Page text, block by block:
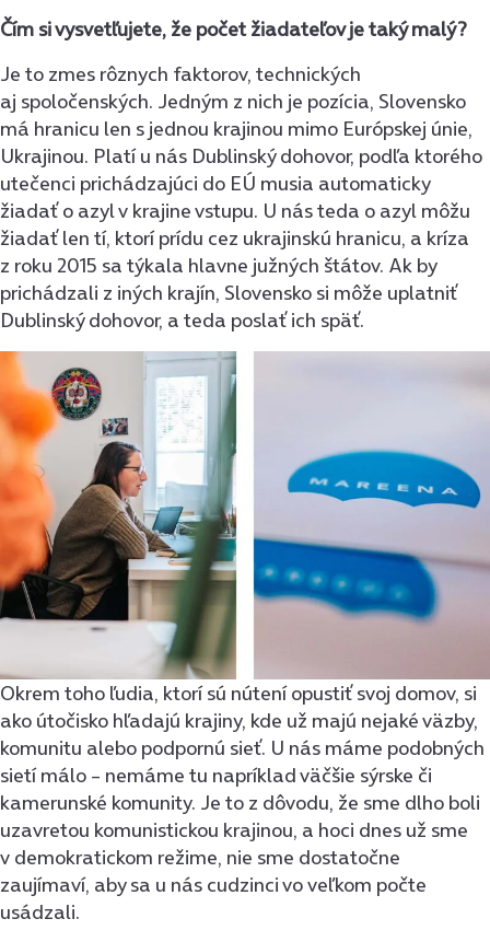
Čím si vysvetľujete, že počet žiadateľov je taký malý?
Je to zmes rôznych faktorov, technických
aj spoločenských. Jedným z nich je pozícia, Slovensko
má hranicu len s jednou krajinou mimo Európskej únie,
Ukrajinou. Platí u nás Dublinský dohovor, podľa ktorého
utečenci prichádzajúci do EÚ musia automaticky
žiadať o azyl v krajine vstupu. U nás teda o azyl môžu
žiadať len tí, ktorí prídu cez ukrajinskú hranicu, a kríza
z roku 2015 sa týkala hlavne južných štátov. Ak by
prichádzali z iných krajín, Slovensko si môže uplatniť
Dublinský dohovor, a teda poslať ich späť.
Okrem toho ľudia, ktorí sú nútení opustiť svoj domov, si
ako útočisko hľadajú krajiny, kde už majú nejaké väzby,
komunitu alebo podpornú sieť. U nás máme podobných
sietí málo – nemáme tu napríklad väčšie sýrske či
kamerunské komunity. Je to z dôvodu, že sme dlho boli
uzavretou komunistickou krajinou, a hoci dnes už sme
v demokratickom režime, nie sme dostatočne
zaujímaví, aby sa u nás cudzinci vo veľkom počte
usádzali.